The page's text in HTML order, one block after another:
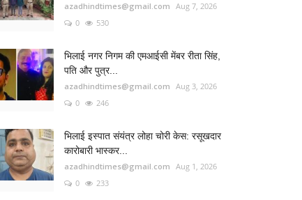
azadhindtimes@gmail.com Aug 7, 2026
0
530
भिलाई नगर निगम की एमआईसी मेंबर रीता सिंह,
पति और पुत्र...
azadhindtimes@gmail.com Aug 3, 2026
0
246
भिलाई इस्पात संयंत्र लोहा चोरी केस: रसूखदार
कारोबारी भास्कर...
azadhindtimes@gmail.com Aug 1, 2026
0
233